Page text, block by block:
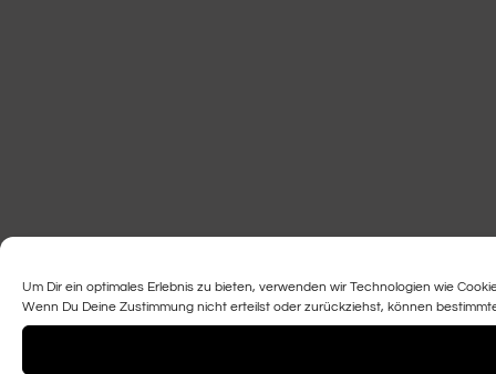
Um Dir ein optimales Erlebnis zu bieten, verwenden wir Technologien wie
Wenn Du Deine Zustimmung nicht erteilst oder zurückziehst, können